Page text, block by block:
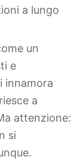
a lungo
un
e
innamora
a
attenzione:
si